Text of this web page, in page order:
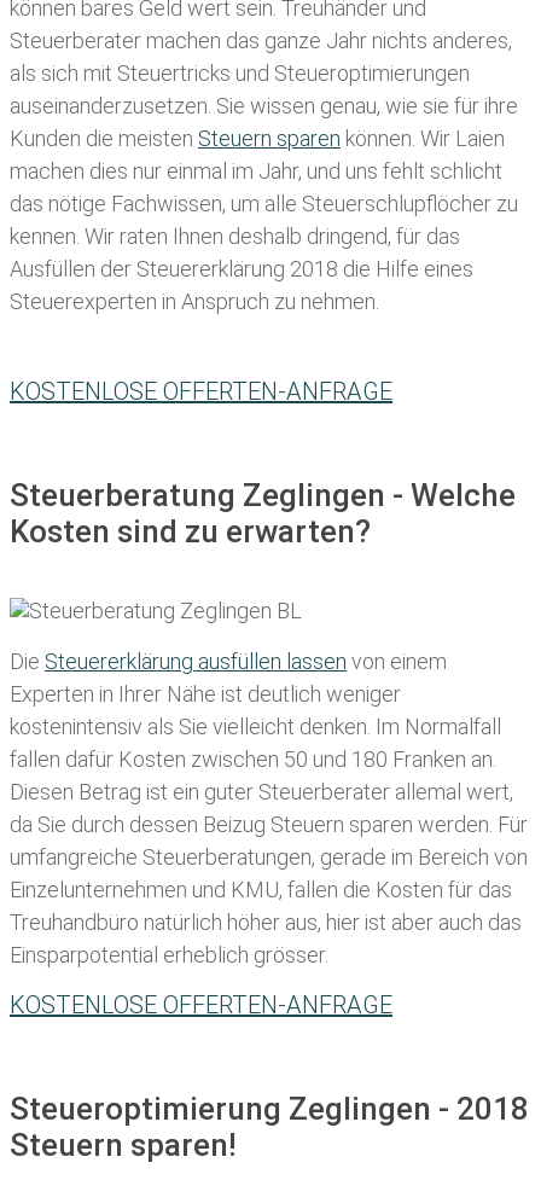
können bares Geld wert sein. Treuhänder und
Steuerberater machen das ganze Jahr nichts anderes,
als sich mit Steuertricks und Steueroptimierungen
auseinanderzusetzen. Sie wissen genau, wie sie für ihre
Kunden die meisten Steuern sparen können. Wir Laien
machen dies nur einmal im Jahr, und uns fehlt schlicht
das nötige Fachwissen, um alle Steuerschlupflöcher zu
kennen. Wir raten Ihnen deshalb dringend, für das
Ausfüllen der Steuererklärung 2018 die Hilfe eines
Steuerexperten in Anspruch zu nehmen.
KOSTENLOSE OFFERTEN-ANFRAGE
Steuerberatung Zeglingen - Welche
Kosten sind zu erwarten?
Die Steuererklärung ausfüllen lassen von einem
Experten in Ihrer Nähe ist deutlich weniger
kostenintensiv als Sie vielleicht denken. Im Normalfall
fallen dafür Kosten zwischen 50 und 180 Franken an.
Diesen Betrag ist ein guter Steuerberater allemal wert,
da Sie durch dessen Beizug Steuern sparen werden. Für
umfangreiche Steuerberatungen, gerade im Bereich von
Einzelunternehmen und KMU, fallen die Kosten für das
Treuhandbüro natürlich höher aus, hier ist aber auch das
Einsparpotential erheblich grösser.
KOSTENLOSE OFFERTEN-ANFRAGE
Steueroptimierung Zeglingen - 2018
Steuern sparen!